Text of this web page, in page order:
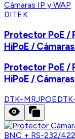
DITEK
Protector PoE /
HiPoE /
Protector PoE /
HiPoE /
DTK-MRJPOE